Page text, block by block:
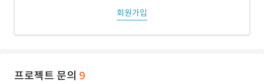
회원가입
프로젝트 문의 9